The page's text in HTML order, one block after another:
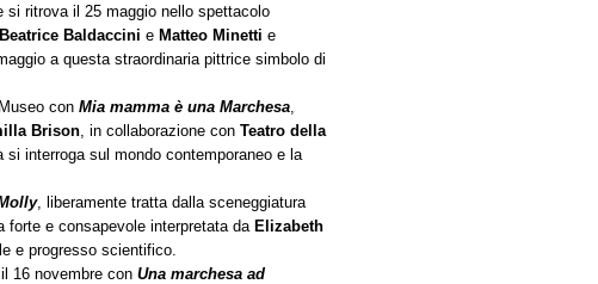
si ritrova il 25 maggio nello spettacolo
Beatrice Baldaccini e Matteo Minetti e
a questa straordinaria pittrice simbolo di
con Mia mamma è una Marchesa
Brison , in collaborazione con Teatro della
si interroga sul mondo contemporaneo e la
, liberamente tratta dalla sceneggiatura
forte e consapevole interpretata da Elizabeth
e progresso scientifico.
16 novembre con Una marchesa ad